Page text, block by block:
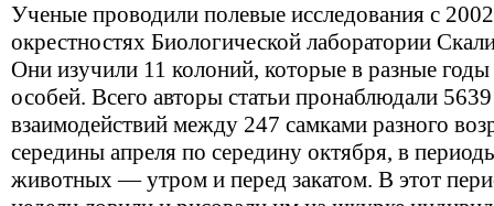
Ученые проводили полевые исследования с
окрестностях Биологической лаборатории
Они изучили 11 колоний, которые в разные
особей. Всего авторы статьи пронаблюдали
взаимодействий между 247 самками разного
середины апреля по середину октября, в
животных — утром и перед закатом. В этот